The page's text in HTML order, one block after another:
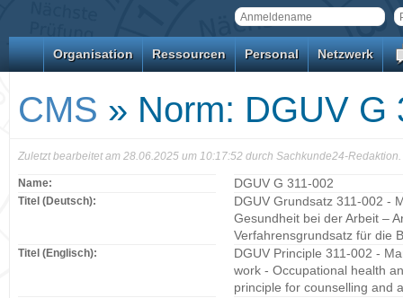
Organisation Ressourcen Personal Netzwerk
CMS » Norm: DGUV G
Zuletzt bearbeitet am 28.06.2025 um 10:17:52 durch Sachkunde24-Redaktion.
Name: DGUV G 311-002
Titel (Deutsch):
DGUV Grundsatz 311-002 -
Gesundheit bei der Arbeit –
Verfahrensgrundsatz für die
Titel (Englisch):
DGUV Principle 311-002 -
work - Occupational health
principle for counselling and